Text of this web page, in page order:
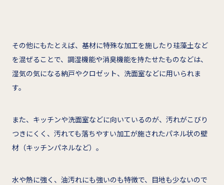
その他にもたとえば、基材に特殊な加工を施したり珪藻土など
を混ぜることで、調湿機能や消臭機能を持たせたものなどは、
湿気の気になる納戸やクロゼット、洗面室などに用いられま
す。
また、キッチンや洗面室などに向いているのが、汚れがこびり
つきにくく、汚れても落ちやすい加工が施されたパネル状の壁
材（キッチンパネルなど）。
水や熱に強く、油汚れにも強いのも特徴で、目地も少ないので